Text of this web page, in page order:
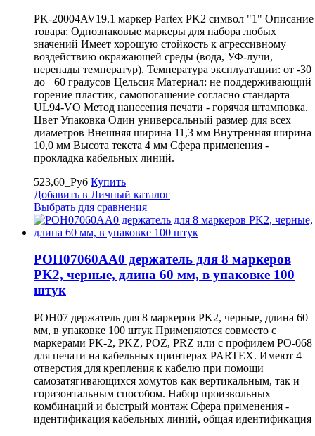
PK-20004AV19.1 маркер Partex PK2 символ "1" Описание
товара: Однознаковые маркеры для набора любых
значений Имеет хорошую стойкость к агрессивному
воздействию окражающей среды (вода, УФ-лучи,
перепады температур). Температура эксплуатации: от -30
до +60 градусов Цельсия Материал: не поддерживающий
горение пластик, самопогашение согласно стандарта
UL94-VO Метод нанесения печати - горячая штамповка.
Цвет Упаковка Один универсальный размер для всех
диаметров Внешняя ширина 11,3 мм Внутренняя ширина
10,0 мм Высота текста 4 мм Сфера применения -
прокладка кабельных линий.
523,60_Руб Купить
Добавить в Личный каталог
Выбрать для сравнения
POH07060AA0 держатель для 8 маркеров
PK2, черные, длина 60 мм, в упаковке 100
штук
POH07 держатель для 8 маркеров PK2, черные, длина 60
мм, в упаковке 100 штук Применяются совместо с
маркерами PK-2, PKZ, POZ, PRZ или с профилем PO-068
для печати на кабельных принтерах PARTEX. Имеют 4
отверстия для крепления к кабелю при помощи
самозатягивающихся хомутов как вертикальным, так и
горизонтальным способом. Набор произвольных
комбинаций и быстрый монтаж Сфера применения -
идентификация кабельных линий, общая идентификация